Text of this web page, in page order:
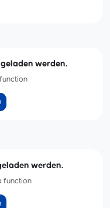
werden.
werden.
function